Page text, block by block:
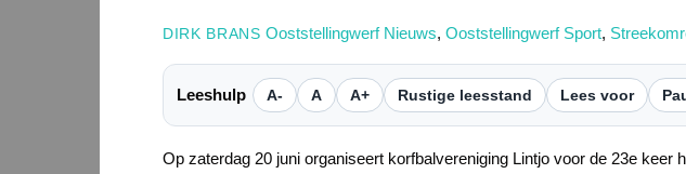
DIRK BRANS Ooststellingwerf Nieuws, Ooststellingwerf Sport,
Leeshulp A- A A+ Rustige leesstand Lees voor
Op zaterdag 20 juni organiseert korfbalvereniging Lintjo voor de 23e